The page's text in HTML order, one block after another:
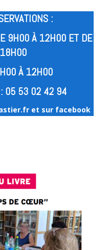
:
9H00 À 12H00 ET DE
À 12H00
: 05 53 02 42 94
et sur facebook